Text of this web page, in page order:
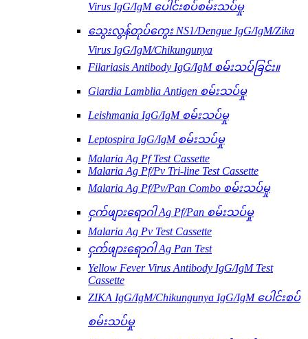
Virus IgG/IgM ပေါင်းစပ်စမ်းသပ်မှု
သွေးလွန်တုပ်ကွေး NS1/Dengue IgG/IgM/Zika
Virus IgG/IgM/Chikungunya
Filariasis Antibody IgG/IgM စမ်းသပ်ခြင်း။
Giardia Lamblia Antigen စမ်းသပ်မှု
Leishmania IgG/IgM စမ်းသပ်မှု
Leptospira IgG/IgM စမ်းသပ်မှု
Malaria Ag Pf Test Cassette
Malaria Ag Pf/Pv Tri-line Test Cassette
Malaria Ag Pf/Pv/Pan Combo စမ်းသပ်မှု
ငှက်ဖျားရောဂါ Ag Pf/Pan စမ်းသပ်မှု
Malaria Ag Pv Test Cassette
ငှက်ဖျားရောဂါ Ag Pan Test
Yellow Fever Virus Antibody IgG/IgM Test
Cassette
ZIKA IgG/IgM/Chikungunya IgG/IgM ပေါင်းစပ်
စမ်းသပ်မှု